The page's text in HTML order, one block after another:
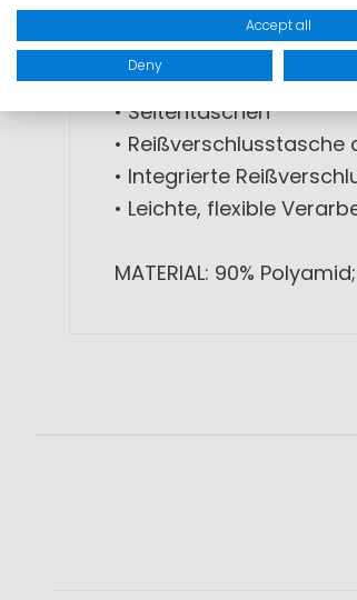
• Wasserabweisende
• Elastischer Stretch-
• Sportlicher Damen-
• Seitentaschen
• Reißverschlusstasche
• Integrierte
• Leichte, flexible
MATERIAL: 90%
Accept all
Deny